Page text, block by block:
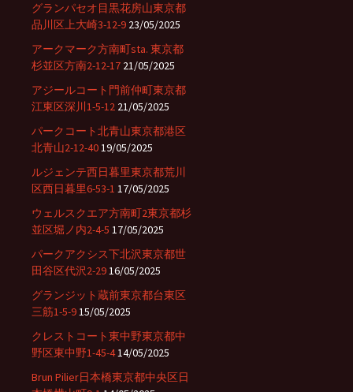
グランパセオ目黒花房山東京都
品川区上大崎3-12-9 23/05/2025
アークマーク方南町sta. 東京都
杉並区方南2-12-17 21/05/2025
アジールコート門前仲町東京都
江東区深川1-5-12 21/05/2025
パークコート北青山東京都港区
北青山2-12-4019/05/2025
ルジェンテ西日暮里東京都荒川
区西日暮里6-53-1 17/05/2025
ウェルスクエア方南町2東京都杉
並区堀ノ内2-4-5 17/05/2025
パークアクシス下北沢東京都世
田谷区代沢2-2916/05/2025
グランジット蔵前東京都台東区
三筋1-5-915/05/2025
クレストコート東中野東京都中
野区東中野1-45-414/05/2025
Brun Pilier日本橋東京都中央区日